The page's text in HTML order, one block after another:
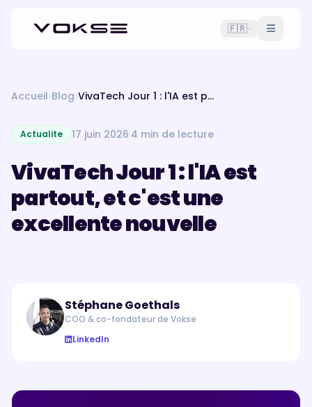
🇫🇷
Accueil Blog VivaTech Jour 1 : l'IA est partout, et c'est une excellente nouvelle
Actualite 17 juin 2026·4 min de lecture
VivaTech Jour 1 : l'IA est
partout, et c'est une
excellente nouvelle
Stéphane Goethals
COO & co-fondateur de Vokse
LinkedIn